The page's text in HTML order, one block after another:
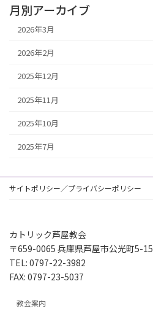
月別アーカイブ
2026年3月
2026年2月
2025年12月
2025年11月
2025年10月
2025年7月
サイトポリシー／プライバシーポリシー
カトリック芦屋教会
〒659-0065 兵庫県芦屋市公光町5-15
TEL: 0797-22-3982
FAX: 0797-23-5037
教会案内